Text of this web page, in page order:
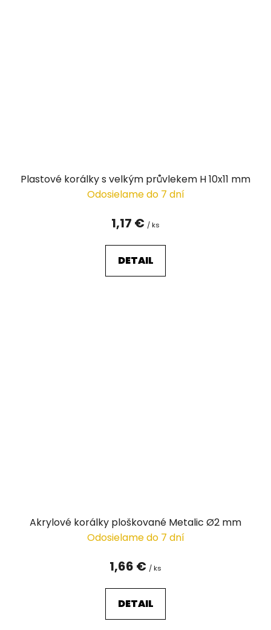
Plastové korálky s velkým průvlekem H 10x11 mm
Odosielame do 7 dní
1,17 € / ks
DETAIL
Akrylové korálky ploškované Metalic Ø2 mm
Odosielame do 7 dní
1,66 € / ks
DETAIL